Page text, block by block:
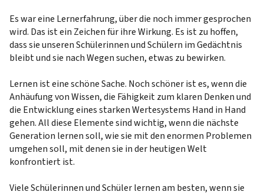
Es war eine Lernerfahrung, über die noch immer gesprochen
wird. Das ist ein Zeichen für ihre Wirkung. Es ist zu hoffen,
dass sie unseren Schülerinnen und Schülern im Gedächtnis
bleibt und sie nach Wegen suchen, etwas zu bewirken.
Lernen ist eine schöne Sache. Noch schöner ist es, wenn die
Anhäufung von Wissen, die Fähigkeit zum klaren Denken und
die Entwicklung eines starken Wertesystems Hand in Hand
gehen. All diese Elemente sind wichtig, wenn die nächste
Generation lernen soll, wie sie mit den enormen Problemen
umgehen soll, mit denen sie in der heutigen Welt
konfrontiert ist.
Viele Schülerinnen und Schüler lernen am besten, wenn sie